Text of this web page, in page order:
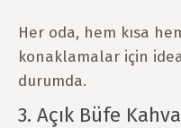
Her oda, hem kısa
konaklamalar için
durumda.
3. Açık Büfe